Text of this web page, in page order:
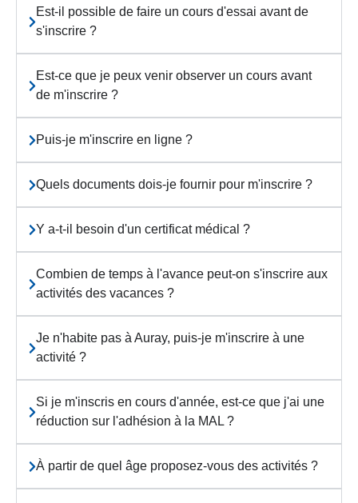
Est-il possible de faire un cours d'essai avant de
s'inscrire ?
Est-ce que je peux venir observer un cours avant
de m'inscrire ?
Puis-je m'inscrire en ligne ?
Quels documents dois-je fournir pour m'inscrire ?
Y a-t-il besoin d'un certificat médical ?
Combien de temps à l'avance peut-on s'inscrire aux
activités des vacances ?
Je n'habite pas à Auray, puis-je m'inscrire à une
activité ?
Si je m'inscris en cours d'année, est-ce que j'ai une
réduction sur l'adhésion à la MAL ?
À partir de quel âge proposez-vous des activités ?